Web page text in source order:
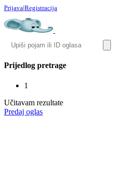
Prijava|Registracija
Prijedlog pretrage
1
Učitavam rezultate
Predaj oglas